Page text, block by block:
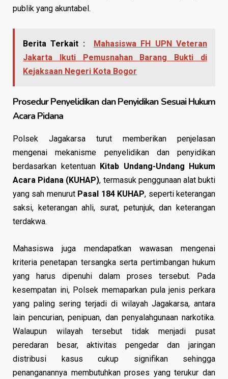
publik yang akuntabel.
Berita Terkait :
Mahasiswa FH UPN Veteran
Jakarta Ikuti Pemusnahan Barang Bukti di
Kejaksaan Negeri Kota Bogor
Prosedur Penyelidikan dan Penyidikan Sesuai Hukum
Acara Pidana
Polsek Jagakarsa turut memberikan penjelasan
mengenai mekanisme penyelidikan dan penyidikan
berdasarkan ketentuan Kitab Undang-Undang Hukum
Acara Pidana (KUHAP), termasuk penggunaan alat bukti
yang sah menurut Pasal 184 KUHAP, seperti keterangan
saksi, keterangan ahli, surat, petunjuk, dan keterangan
terdakwa.
Mahasiswa juga mendapatkan wawasan mengenai
kriteria penetapan tersangka serta pertimbangan hukum
yang harus dipenuhi dalam proses tersebut. Pada
kesempatan ini, Polsek memaparkan pula jenis perkara
yang paling sering terjadi di wilayah Jagakarsa, antara
lain pencurian, penipuan, dan penyalahgunaan narkotika.
Walaupun wilayah tersebut tidak menjadi pusat
peredaran besar, aktivitas pengedar dan jaringan
distribusi kasus cukup signifikan sehingga
penanganannya membutuhkan proses yang terukur dan